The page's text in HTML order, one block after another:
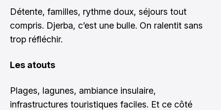
Détente, familles, rythme doux, séjours tout
compris. Djerba, c’est une bulle. On ralentit sans
trop réfléchir.
Les atouts
Plages, lagunes, ambiance insulaire,
infrastructures touristiques faciles. Et ce côté